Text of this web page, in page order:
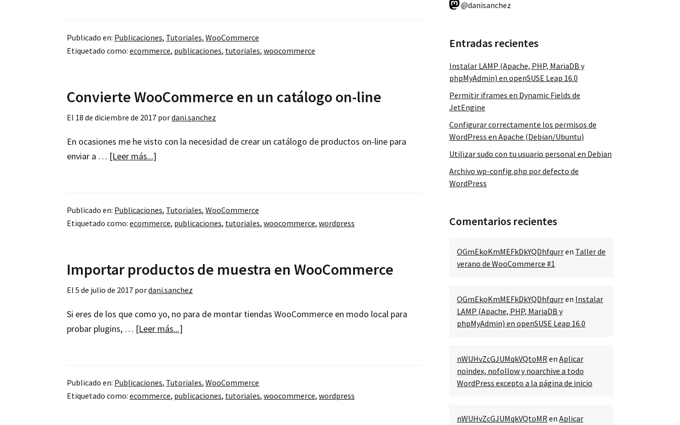
Activar
el
automático
según
importe
del
Publicado en: Publicaciones, Tutoriales, WooCommerce
Etiquetado como: ecommerce, publicaciones, tutoriales, woocommerce
Convierte WooCommerce en un catálogo on-line
El 18 de diciembre de 2017 pordani.sanchez
En ocasiones me he visto con la necesidad de crear un catálogo de productos on-line para
enviar a … [Leer más...]
en
un
line
Publicado en: Publicaciones, Tutoriales, WooCommerce
Etiquetado como: ecommerce, publicaciones, tutoriales, woocommerce, wordpress
Importar productos de muestra en WooCommerce
El 5 de julio de 2017 pordani.sanchez
Si eres de los que como yo, no para de montar tiendas WooCommerce en modo local para
probar plugins, … [Leer más...]
de
muestra
Publicado en: Publicaciones, Tutoriales, WooCommerce
Etiquetado como: ecommerce, publicaciones, tutoriales, woocommerce, wordpress
@danisanchez
Entradas recientes
Instalar LAMP (Apache, PHP, MariaDB y
phpMyAdmin) en openSUSE Leap 16.0
Permitir iframes en Dynamic Fields de
JetEngine
Configurar correctamente los permisos de
WordPress en Apache (Debian/Ubuntu)
Utilizar sudo con tu usuario personal en Debian
Archivo wp-config.php por defecto de
WordPress
Comentarios recientes
OGmEkoKmMEFkDkYQDhfqurren Taller de
verano de WooCommerce #1
OGmEkoKmMEFkDkYQDhfqurren Instalar
LAMP (Apache, PHP, MariaDB y
phpMyAdmin) en openSUSE Leap 16.0
nWUHvZcGJUMqkVQtoMRen Aplicar
noindex, nofollow y noarchive a todo
WordPress excepto a la página de inicio
nWUHvZcGJUMqkVQtoMRen Aplicar